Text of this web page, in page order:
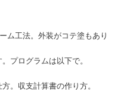
ム工法。外装がコテ塗もあり
プログラムは以下で。
。収支計算書の作り方。